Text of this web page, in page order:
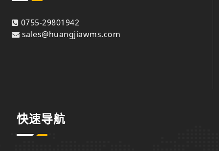
0755-29801942
sales@huangjiawms.com
快速导航